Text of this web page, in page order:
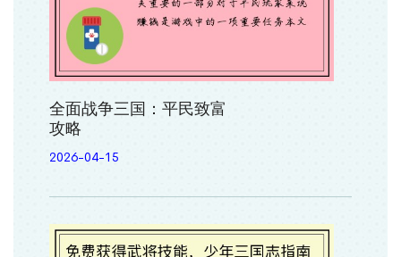
全面战争三国：平民致富
攻略
2026-04-15